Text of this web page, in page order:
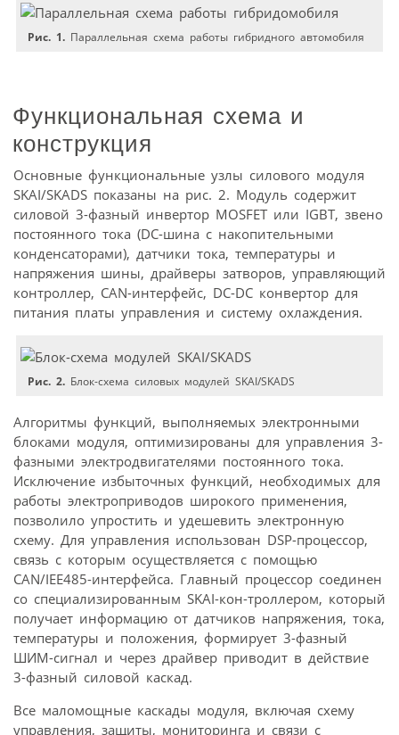
Рис. 1. Параллельная схема работы гибридного автомобиля
Функциональная схема и
конструкция
Основные функциональные узлы силового модуля
SKAI/SKADS показаны на рис. 2. Модуль содержит
силовой 3-фазный инвертор MOSFET или IGBT, звено
постоянного тока (DC-шина с накопительными
конденсаторами), датчики тока, температуры и
напряжения шины, драйверы затворов, управляющий
контроллер, CAN-интерфейс, DC-DC конвертор для
питания платы управления и систему охлаждения.
Рис. 2. Блок-схема силовых модулей SKAI/SKADS
Алгоритмы функций, выполняемых электронными
блоками модуля, оптимизированы для управления 3-
фазными электродвигателями постоянного тока.
Исключение избыточных функций, необходимых для
работы электроприводов широкого применения,
позволило упростить и удешевить электронную
схему. Для управления использован DSP-процессор,
связь с которым осуществляется с помощью
CAN/IEE485-интерфейса. Главный процессор соединен
со специализированным SKAI-кон-троллером, который
получает информацию от датчиков напряжения, тока,
температуры и положения, формирует 3-фазный
ШИМ-сигнал и через драйвер приводит в действие
3-фазный силовой каскад.
Все маломощные каскады модуля, включая схему
управления, защиты, мониторинга и связи с